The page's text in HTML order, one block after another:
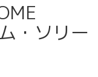
・ソリー